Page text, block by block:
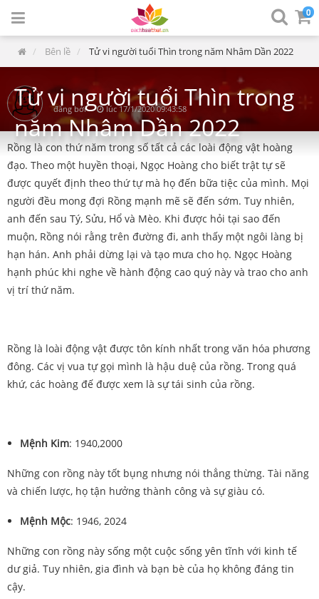
0
Bên lề Tử vi người tuổi Thìn trong năm Nhâm Dần 2022
Tử vi người tuổi Thìn trong
năm Nhâm Dần 2022
đăng bởi lúc17/1/2020 09:43:58
Rồng là con thứ năm trong số tất cả các loài động vật hoàng
đạo. Theo một huyền thoại, Ngọc Hoàng cho biết trật tự sẽ
được quyết định theo thứ tự mà họ đến bữa tiệc của mình. Mọi
người đều mong đợi Rồng mạnh mẽ sẽ đến sớm. Tuy nhiên,
anh đến sau Tý, Sửu, Hổ và Mèo. Khi được hỏi tại sao đến
muộn, Rồng nói rằng trên đường đi, anh thấy một ngôi làng bị
hạn hán. Anh phải dừng lại và tạo mưa cho họ. Ngọc Hoàng
hạnh phúc khi nghe về hành động cao quý này và trao cho anh
vị trí thứ năm.
Rồng là loài động vật được tôn kính nhất trong văn hóa phương
đông. Các vị vua tự gọi mình là hậu duệ của rồng. Trong quá
khứ, các hoàng đế được xem là sự tái sinh của rồng.
Mệnh Kim: 1940,2000
Những con rồng này tốt bụng nhưng nói thẳng thừng. Tài năng
và chiến lược, họ tận hưởng thành công và sự giàu có.
Mệnh Mộc: 1946, 2024
Những con rồng này sống một cuộc sống yên tĩnh với kinh tế
dư giả. Tuy nhiên, gia đình và bạn bè của họ không đáng tin
cậy.